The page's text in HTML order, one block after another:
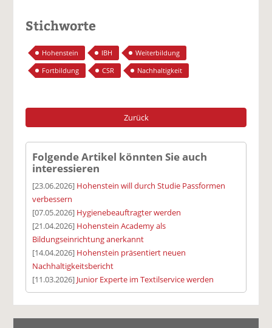
Stichworte
Hohenstein IBH
Weiterbildung
Fortbildung
CSR Nachhaltigkeit
Zurück
Folgende Artikel könnten Sie auch
interessieren
[23.06.2026] Hohenstein will durch Studie Passformen
verbessern
[07.05.2026] Hygienebeauftragter werden
[21.04.2026] Hohenstein Academy als
Bildungseinrichtung anerkannt
[14.04.2026] Hohenstein präsentiert neuen
Nachhaltigkeitsbericht
[11.03.2026] Junior Experte im Textilservice werden